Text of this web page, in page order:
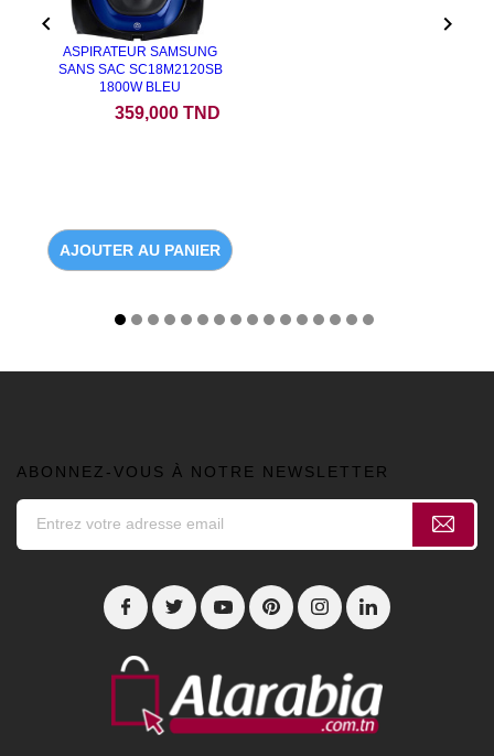
ASPIRATEUR SAMSUNG
SANS SAC SC18M2120SB
1800W BLEU
359,000 TND
AJOUTER AU PANIER
 
ABONNEZ-VOUS À NOTRE NEWSLETTER